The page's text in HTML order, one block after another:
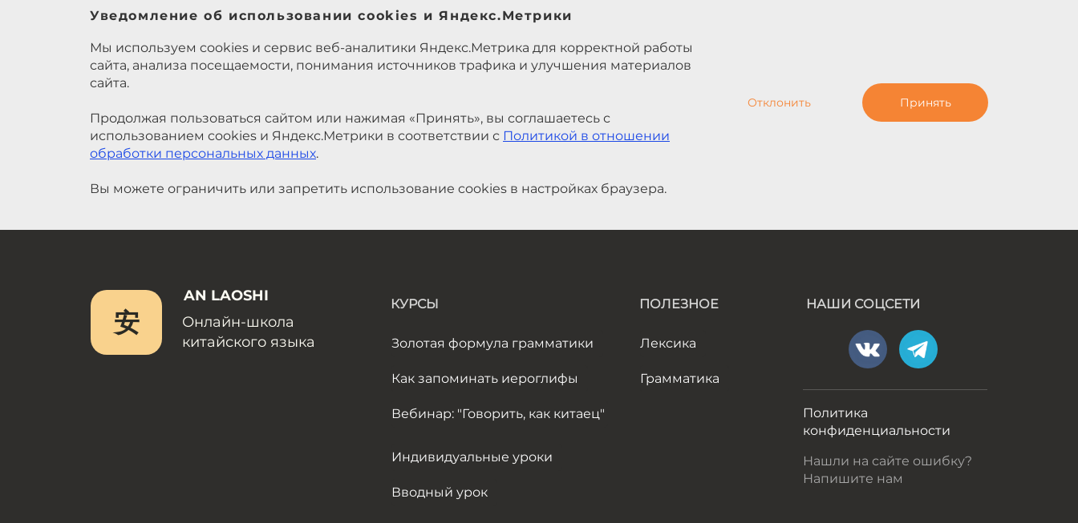
Уведомление об использовании cookies и Яндекс.Метрики
Мы используем cookies и сервис веб-аналитики Яндекс.Метрика для корректной работы
сайта, анализа посещаемости, понимания источников трафика и улучшения материалов
сайта.
Продолжая пользоваться сайтом или нажимая «Принять», вы соглашаетесь с
использованием cookies и Яндекс.Метрики в соответствии с Политикой в отношении
обработки персональных данных.
Вы можете ограничить или запретить использование cookies в настройках браузера.
Отклонить Принять
安
AN LAOSHI
Онлайн-школа
китайского языка
КУРСЫ
Золотая формула грамматики
Как запоминать иероглифы
Вебинар: "Говорить, как китаец"
Индивидуальные уроки
Вводный урок
ПОЛЕЗНОЕ
Лексика
Грамматика
НАШИ СОЦСЕТИ
Политика
конфиденциальности
Нашли на сайте ошибку?
Напишите нам